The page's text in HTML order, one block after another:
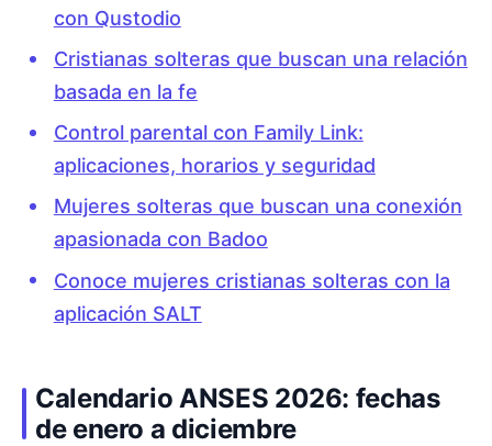
con Qustodio
Cristianas solteras que buscan una relación
basada en la fe
Control parental con Family Link:
aplicaciones, horarios y seguridad
Mujeres solteras que buscan una conexión
apasionada con Badoo
Conoce mujeres cristianas solteras con la
aplicación SALT
Calendario ANSES 2026: fechas
de enero a diciembre